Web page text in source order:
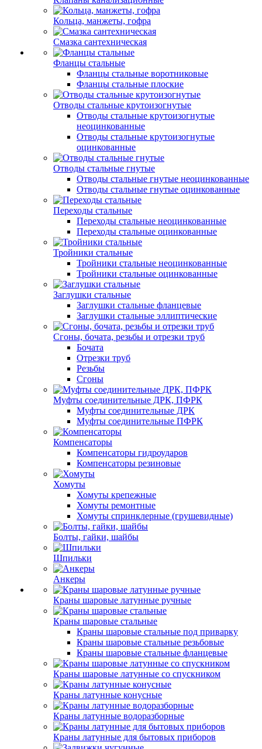
Кольца, манжеты, гофра
Смазка сантехническая
Фланцы стальные
Фланцы стальные воротниковые
Фланцы стальные плоские
Отводы стальные крутоизогнутые
Отводы стальные крутоизогнутые
неоцинкованные
Отводы стальные крутоизогнутые
оцинкованные
Отводы стальные гнутые
Отводы стальные гнутые неоцинкованные
Отводы стальные гнутые оцинкованные
Переходы стальные
Переходы стальные неоцинкованные
Переходы стальные оцинкованные
Тройники стальные
Тройники стальные неоцинкованные
Тройники стальные оцинкованные
Заглушки стальные
Заглушки стальные фланцевые
Заглушки стальные эллиптические
Сгоны, бочата, резьбы и отрезки труб
Бочата
Отрезки труб
Резьбы
Сгоны
Муфты соединительные ДРК, ПФРК
Муфты соединительные ДРК
Муфты соединительные ПФРК
Компенсаторы
Компенсаторы гидроударов
Компенсаторы резиновые
Хомуты
Хомуты крепежные
Хомуты ремонтные
Хомуты спринклерные (грушевидные)
Болты, гайки, шайбы
Шпильки
Анкеры
Краны шаровые латунные ручные
Краны шаровые стальные
Краны шаровые стальные под приварку
Краны шаровые стальные резьбовые
Краны шаровые стальные фланцевые
Краны шаровые латунные со спускником
Краны латунные конусные
Краны латунные водоразборные
Краны латунные для бытовых приборов